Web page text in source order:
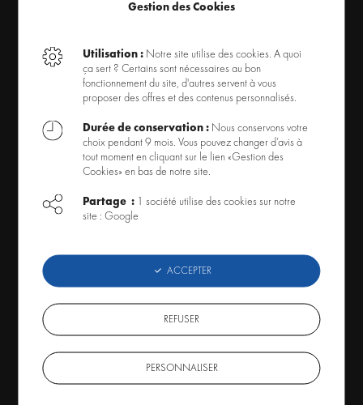
Gestion des Cookies
Utilisation : Notre site utilise des cookies. A quoi
ça sert ? Certains sont nécessaires au bon
fonctionnement du site, d'autres servent à vous
proposer des offres et des contenus personnalisés.
Durée de conservation : Nous conservons votre
choix pendant 9 mois. Vous pouvez changer d’avis à
tout moment en cliquant sur le lien «Gestion des
Cookies» en bas de notre site.
Partage : 1 société utilise des cookies sur notre
site : Google
ACCEPTER
REFUSER
PERSONNALISER
Accessoires Éclairage Aquarium
Éclairage Tube Néon Aquarium
Recherche par thème
Offres spéciales
OFFRE ET SERVICES
Mode de paiement
Code Promo
À PROPOS
Qui sommes-nous ?